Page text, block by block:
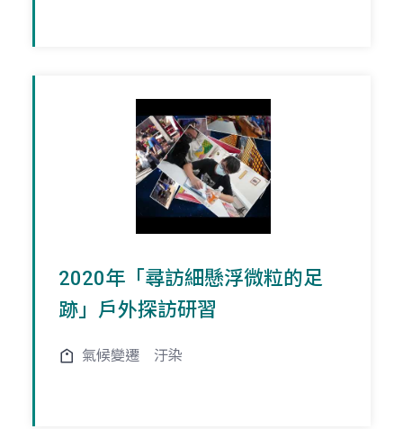
2020年「尋訪細懸浮微粒的足
跡」戶外探訪研習
氣候變遷 汙染